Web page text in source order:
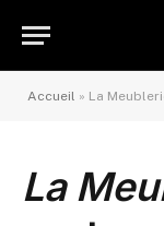
Accueil » La
La